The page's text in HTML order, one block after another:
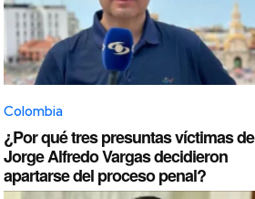
Colombia
¿Por qué tres presuntas víctimas de
Jorge Alfredo Vargas decidieron
apartarse del proceso penal?